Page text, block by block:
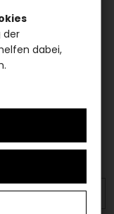
der
dabei,